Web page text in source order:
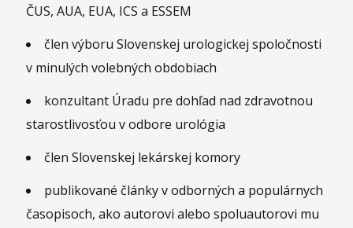
ČUS, AUA, EUA, ICS a ESSEM
člen výboru Slovenskej urologickej spoločnosti
v minulých volebných obdobiach
konzultant Úradu pre dohľad nad zdravotnou
starostlivosťou v odbore urológia
člen Slovenskej lekárskej komory
publikované články v odborných a populárnych
časopisoch, ako autorovi alebo spoluautorovi mu